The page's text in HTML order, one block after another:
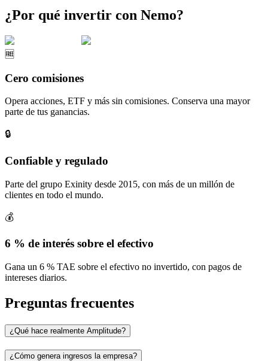
¿Por qué invertir con Nemo?
🆓
Cero comisiones
Opera acciones, ETF y más sin comisiones. Conserva una mayor
parte de tus ganancias.
🔒
Confiable y regulado
Parte del grupo Exinity desde 2015, con más de un millón de
clientes en todo el mundo.
💰
6 % de interés sobre el efectivo
Gana un 6 % TAE sobre el efectivo no invertido, con pagos de
intereses diarios.
Preguntas frecuentes
¿Qué hace realmente Amplitude?
¿Cómo genera ingresos la empresa?